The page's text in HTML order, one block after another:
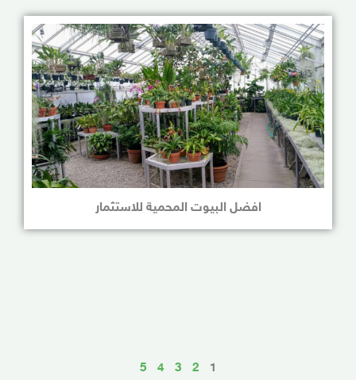
افضل البيوت المحمية للاستثمار
1
2
3
4
5